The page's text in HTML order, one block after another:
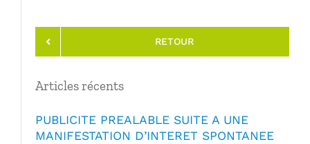
RETOUR
Articles récents
PUBLICITE PREALABLE SUITE A UNE
MANIFESTATION D’INTERET SPONTANEE